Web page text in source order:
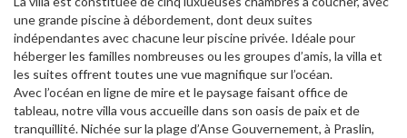
une grande piscine à débordement, dont deux suites
indépendantes avec chacune leur piscine privée. Idéale pour
héberger les familles nombreuses ou les groupes d’amis, la villa et
les suites offrent toutes une vue magnifique sur l’océan.
Avec l’océan en ligne de mire et le paysage faisant office de
tableau, notre villa vous accueille dans son oasis de paix et de
tranquillité. Nichée sur la plage d’Anse Gouvernement, à Praslin,